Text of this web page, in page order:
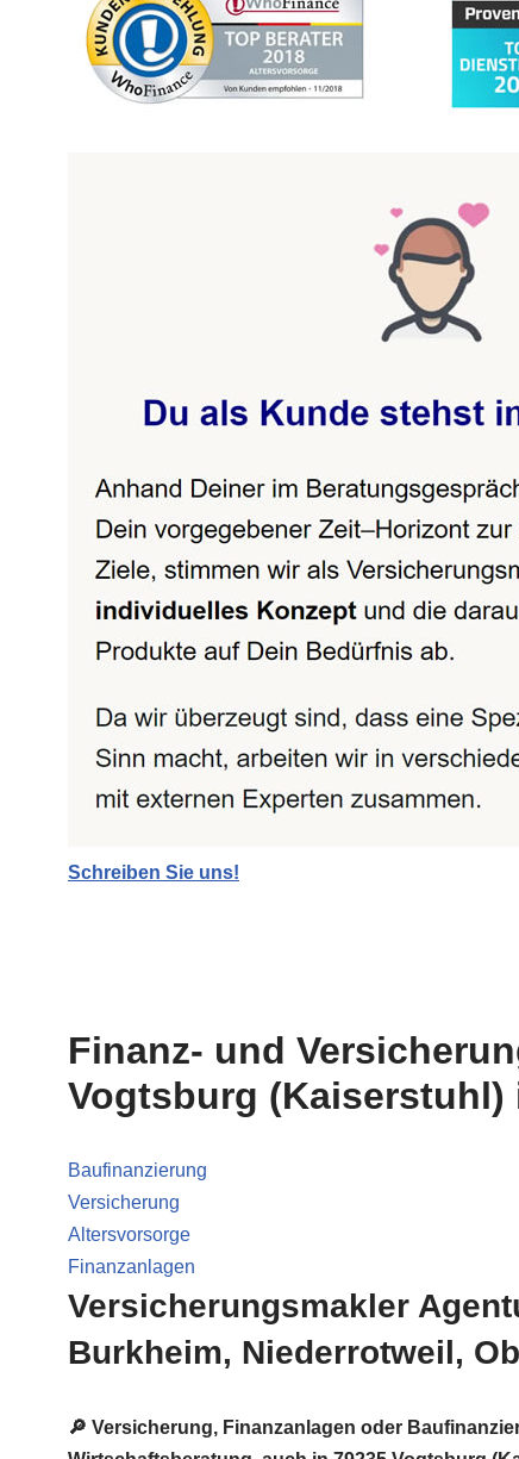
Schreiben Sie uns!
Finanz- und
Vogtsburg (Kaiserstuhl)
Baufinanzierung
Versicherung
Altersvorsorge
Finanzanlagen
Versicherungsmakler
Burkheim, Niederrotweil,
🔎 Versicherung, Finanzanlagen oder